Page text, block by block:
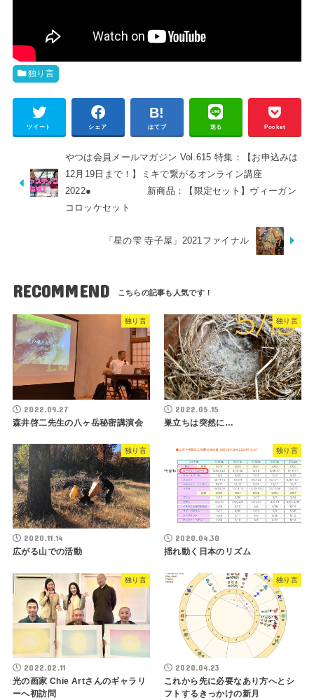
独り言
ツイート シェア はてブ 送る Pocket
やつは会員メールマガジン Vol.615 特集：【お申込みは
12月19日まで！】ミキで繋がるオンライン講座
2022● 新商品：【限定セット】ヴィーガン
コロッケセット
「星の雫 寺子屋」2021ファイナル
RECOMMEND
独り言
2022.09.27
森井啓二先生の八ヶ岳秘密講演会
独り言
2022.05.15
巣立ちは突然に…
独り言
2020.11.14
広がる山での活動
独り言
2020.04.30
揺れ動く日本のリズム
独り言
2022.02.11
光の画家 Chie Artさんのギャラリ
ーへ初訪問
独り言
2020.04.23
これから先に必要なあり方へとシ
フトするきっかけの新月